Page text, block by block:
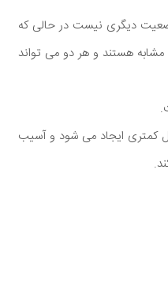
وضعیت دیگری نیست در حالی که
مشابه هستند و هر دو می تواند
کمتری ایجاد می شود و آسیب